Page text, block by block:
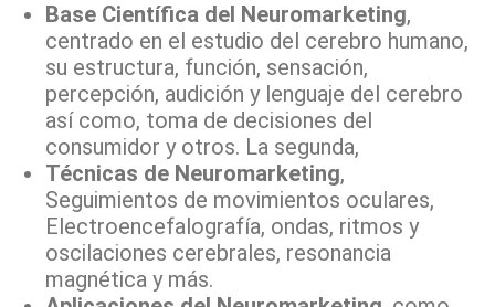
Base Científica del Neuromarketing,
centrado en el estudio del cerebro humano,
su estructura, función, sensación,
percepción, audición y lenguaje del cerebro
así como, toma de decisiones del
consumidor y otros. La segunda,
Técnicas de Neuromarketing,
Seguimientos de movimientos oculares,
Electroencefalografía, ondas, ritmos y
oscilaciones cerebrales, resonancia
magnética y más.